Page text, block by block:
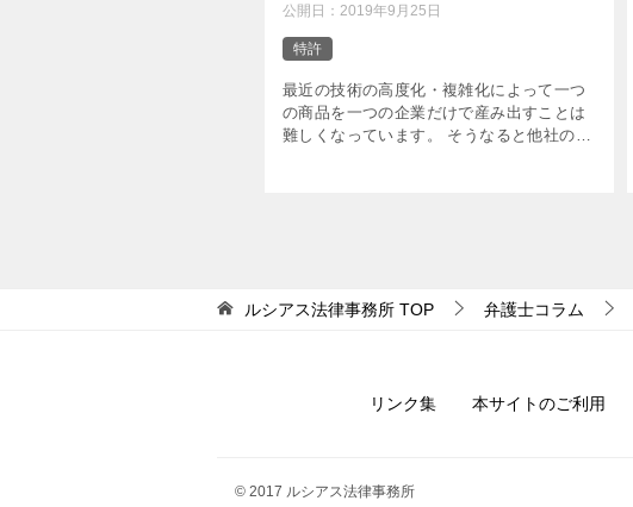
公開日： 2019年9月25日
特許
最近の技術の高度化・複雑化によって一つ
の商品を一つの企業だけで産み出すことは
難しくなっています。 そうなると他社の技
ルシアス法律事務所 TOP 弁護士コラム
リンク集 本サイトのご利用
© 2017 ルシアス法律事務所